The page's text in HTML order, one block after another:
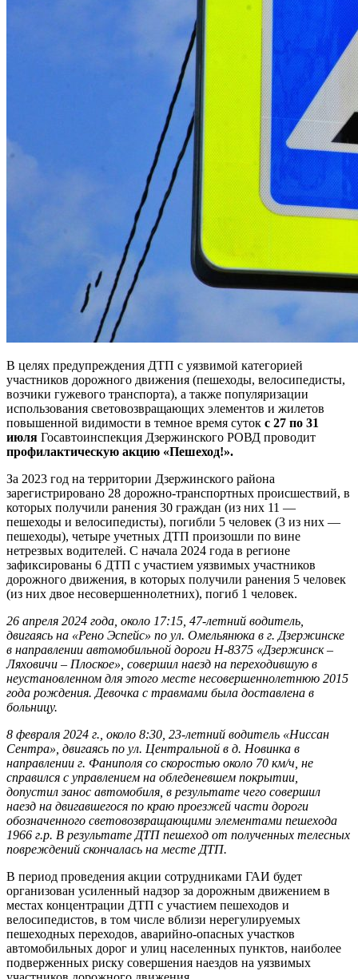
В целях предупреждения ДТП с уязвимой категорией
участников дорожного движения (пешеходы, велосипедисты,
возчики гужевого транспорта), а также популяризации
использования световозвращающих элементов и жилетов
повышенной видимости в темное время суток с 27 по 31
июля Госавтоинспекция Дзержинского РОВД проводит
профилактическую акцию «Пешеход!».
За 2023 год на территории Дзержинского района
зарегистрировано 28 дорожно-транспортных происшествий, в
которых получили ранения 30 граждан (из них 11 —
пешеходы и велосипедисты), погибли 5 человек (3 из них —
пешеходы), четыре учетных ДТП произошли по вине
нетрезвых водителей. С начала 2024 года в регионе
зафиксированы 6 ДТП с участием уязвимых участников
дорожного движения, в которых получили ранения 5 человек
(из них двое несовершеннолетних), погиб 1 человек.
26 апреля 2024 года, около 17:15, 47-летний водитель,
двигаясь на «Рено Эспейс» по ул. Омельянюка в г. Дзержинске
в направлении автомобильной дороги Н-8375 «Дзержинск –
Ляховичи – Плоское», совершил наезд на переходившую в
неустановленном для этого месте несовершеннолетнюю 2015
года рождения. Девочка с травмами была доставлена в
больницу.
8 февраля 2024 г., около 8:30, 23-летний водитель «Ниссан
Сентра», двигаясь по ул. Центральной в д. Новинка в
направлении г. Фаниполя со скоростью около 70 км/ч, не
справился с управлением на обледеневшем покрытии,
допустил занос автомобиля, в результате чего совершил
наезд на двигавшегося по краю проезжей части дороги
обозначенного световозвращающими элементами пешехода
1966 г.р. В результате ДТП пешеход от полученных телесных
повреждений скончалась на месте ДТП.
В период проведения акции сотрудниками ГАИ будет
организован усиленный надзор за дорожным движением в
местах концентрации ДТП с участием пешеходов и
велосипедистов, в том числе вблизи нерегулируемых
пешеходных переходов, аварийно-опасных участков
автомобильных дорог и улиц населенных пунктов, наиболее
подверженных риску совершения наездов на уязвимых